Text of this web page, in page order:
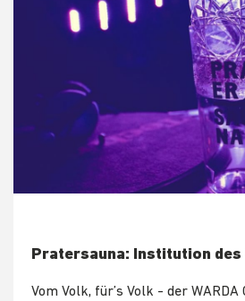
Pratersauna: Institution des
Vom Volk, für’s Volk - der